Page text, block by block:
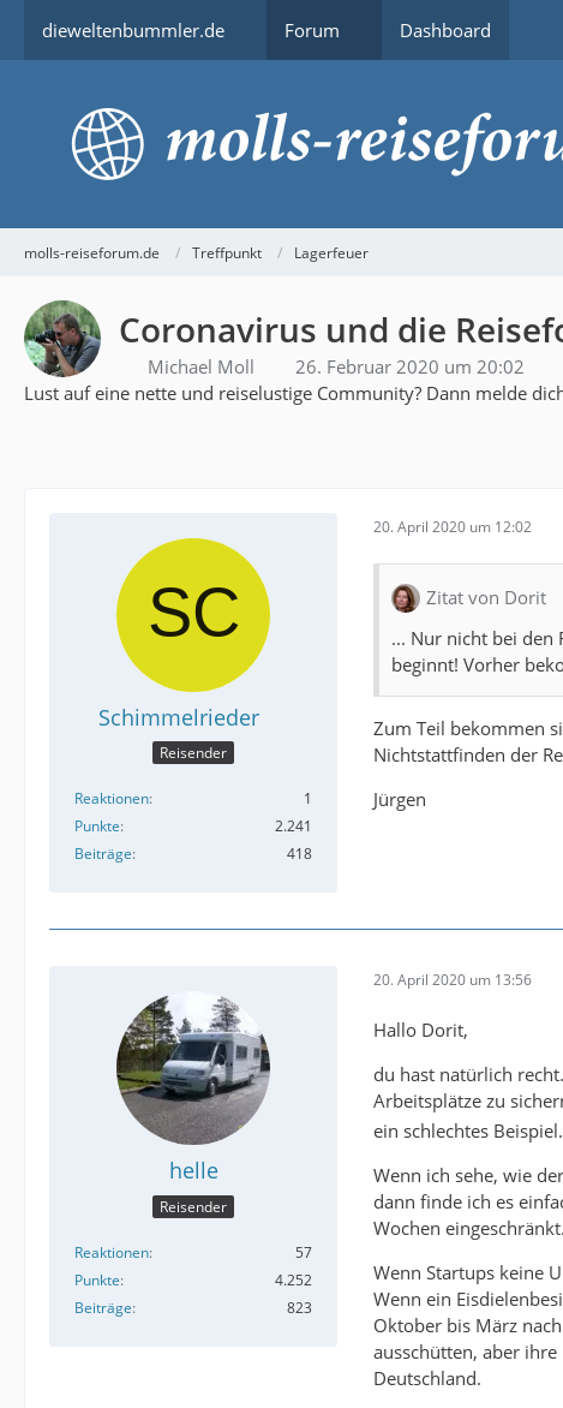
dieweltenbummler.de Forum Dashboard
molls-reiseforum.de Treffpunkt Lagerfeuer
Coronavirus und die
Michael Moll
26. Februar 2020 um 20:02
Lust auf eine nette und reiselustige Community? Dann melde
Schimmelrieder
Reisender
Reaktionen
1
Punkte
2.241
Beiträge
418
20. April 2020 um 12:02
Zitat von Dorit
... Nur nicht bei den
beginnt! Vorher
Zum Teil bekommen
Nichtstattfinden der
Jürgen
helle
Reisender
Reaktionen
57
Punkte
4.252
Beiträge
823
20. April 2020 um 13:56
Hallo Dorit,
du hast natürlich
Arbeitsplätze zu
ein schlechtes Beispiel.
Wenn ich sehe, wie
dann finde ich es
Wochen eingeschränkt.
Wenn Startups keine
Wenn ein
Oktober bis März
ausschütten, aber
Deutschland.